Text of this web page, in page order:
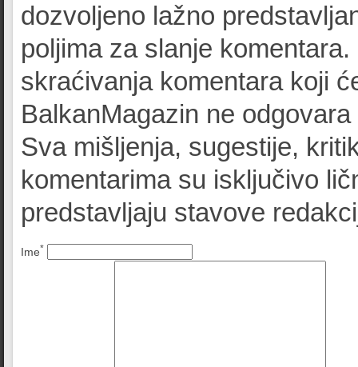
dozvoljeno lažno
poljima za slanje
skraćivanja komentara koji
BalkanMagazin ne
Sva mišljenja, sugestije,
komentarima su isključivo
predstavljaju stavove
Ime*